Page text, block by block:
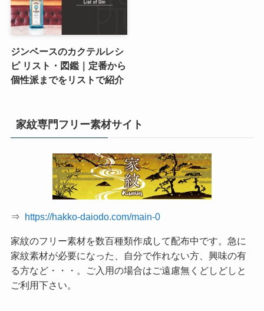
ジンベースのカクテルレシ
ピ リスト・図鑑｜定番から
個性派までをリストで紹介
家紋専門フリー素材サイト
⇒ https://hakko-daiodo.com/main-0
家紋のフリー素材を数百種類作成して配布中です。急に
家紋素材が必要になった、自分で作れない方、興味の有
る方など・・・。ご入用の場合はご遠慮無くどしどしと
ご利用下さい。